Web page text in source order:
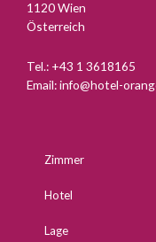
1120 Wien
Österreich
Tel.: +43 1 3618165
Email:info@hotel-
Zimmer
Hotel
Lage